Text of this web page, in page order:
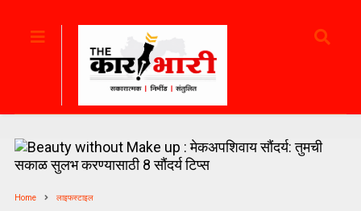
Home लाइफस्टाइल